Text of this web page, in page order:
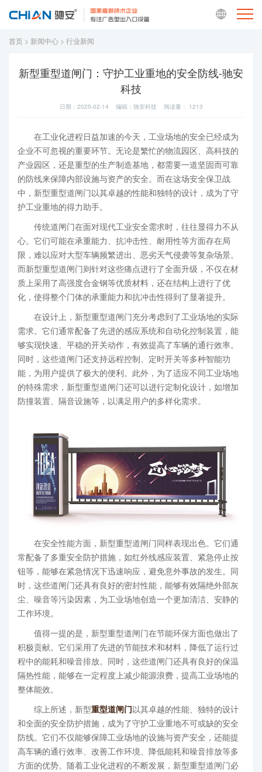
首页 > 新闻中心 > 行业新闻
新型重型道闸门：守护工业重地的安全防线-驰安
科技
日期：2025-02-14 编辑：驰安科技 阅读量： 1213
在工业化进程日益加速的今天，工业场地的安全已经成为
企业不可忽视的重要环节。无论是繁忙的物流园区、高科技的
产业园区，还是重型的生产制造基地，都需要一道坚固而可靠
的防线来保障内部设施与资产的安全。而在这场安全保卫战
中，新型重型道闸门以其卓越的性能和独特的设计，成为了守
护工业重地的得力助手。
传统道闸门在面对现代工业安全需求时，往往显得力不从
心。它们可能在承重能力、抗冲击性、耐用性等方面存在局
限，难以应对大型车辆频繁进出、恶劣天气侵袭等复杂场景。
而新型重型道闸门则针对这些痛点进行了全面升级，不仅在材
质上采用了高强度合金钢等优质材料，还在结构上进行了优
化，使得整个门体的承重能力和抗冲击性得到了显著提升。
在设计上，新型重型道闸门充分考虑到了工业场地的实际
需求。它们通常配备了先进的感应系统和自动化控制装置，能
够实现快速、平稳的开关动作，有效提高了车辆的通行效率。
同时，这些道闸门还支持远程控制、定时开关等多种智能功
能，为用户提供了极大的便利。此外，为了适应不同工业场地
的特殊需求，新型重型道闸门还可以进行定制化设计，如增加
防撞装置、隔音设施等，以满足用户的多样化需求。
在安全性能方面，新型重型道闸门同样表现出色。它们通
常配备了多重安全防护措施，如红外线感应装置、紧急停止按
钮等，能够在紧急情况下迅速响应，避免意外事故的发生。同
时，这些道闸门还具有良好的密封性能，能够有效隔绝外部灰
尘、噪音等污染因素，为工业场地创造一个更加清洁、安静的
工作环境。
值得一提的是，新型重型道闸门在节能环保方面也做出了
积极贡献。它们采用了先进的节能技术和材料，降低了运行过
程中的能耗和噪音排放。同时，这些道闸门还具有良好的保温
隔热性能，能够在一定程度上减少能源浪费，提高工业场地的
整体能效。
综上所述，新型重型道闸门以其卓越的性能、独特的设计
和全面的安全防护措施，成为了守护工业重地不可或缺的安全
防线。它们不仅能够保障工业场地的设施与资产安全，还能提
高车辆的通行效率、改善工作环境、降低能耗和噪音排放等多
方面的优势。随着工业化进程的不断发展，新型重型道闸门必